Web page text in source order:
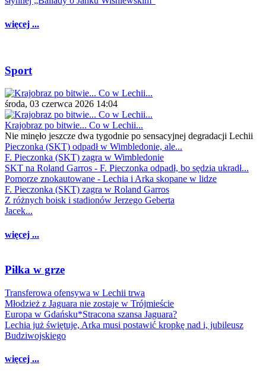
więcej ...
Sport
środa, 03 czerwca 2026 14:04
Krajobraz po bitwie... Co w Lechii...
Nie minęło jeszcze dwa tygodnie po sensacyjnej degradacji Lechii
Pieczonka (SKT) odpadł w Wimbledonie, ale...
F. Pieczonka (SKT) zagra w Wimbledonie
SKT na Roland Garros - F. Pieczonka odpadł, bo sędzia ukradł...
Pomorze znokautowane - Lechia i Arka skopane w lidze
F. Pieczonka (SKT) zagra w Roland Garros
Z różnych boisk i stadionów Jerzego Geberta
Jacek...
więcej ...
Piłka w grze
Transferowa ofensywa w Lechii trwa
Młodzież z Jaguara nie zostaje w Trójmieście
Europa w Gdańsku*Stracona szansa Jaguara?
Lechia już świętuje, Arka musi postawić kropkę nad i, jubileusz
Budziwojskiego
więcej ...